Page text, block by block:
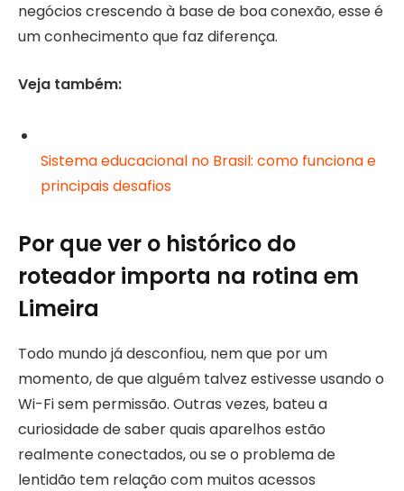
negócios crescendo à base de boa conexão, esse é
um conhecimento que faz diferença.
Veja também:
Sistema educacional no Brasil: como funciona e
principais desafios
Por que ver o histórico do
roteador importa na rotina em
Limeira
Todo mundo já desconfiou, nem que por um
momento, de que alguém talvez estivesse usando o
Wi-Fi sem permissão. Outras vezes, bateu a
curiosidade de saber quais aparelhos estão
realmente conectados, ou se o problema de
lentidão tem relação com muitos acessos